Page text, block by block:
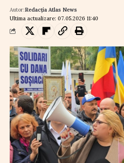
Ultima actualizare: 07.05.2026 11:40
Autor:Redacția Atlas News